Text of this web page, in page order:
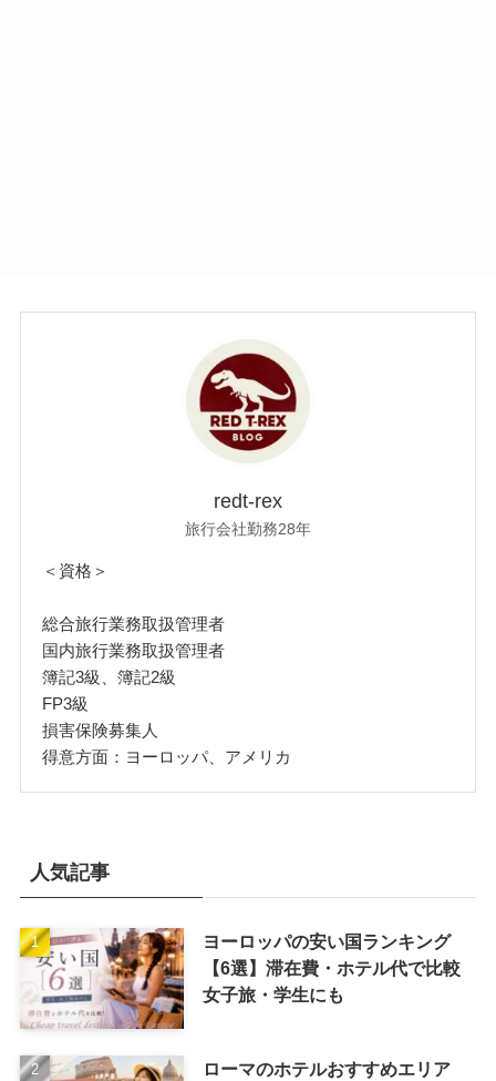
redt-rex
旅行会社勤務28年
＜資格＞
総合旅行業務取扱管理者
国内旅行業務取扱管理者
簿記3級、簿記2級
FP3級
損害保険募集人
得意方面：ヨーロッパ、アメリカ
人気記事
ヨーロッパの安い国ランキング
【6選】滞在費・ホテル代で比較
女子旅・学生にも
ローマのホテルおすすめエリア